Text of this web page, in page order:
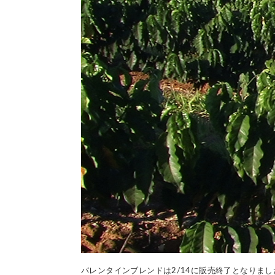
バレンタインブレンドは2/14に販売終了となりまし